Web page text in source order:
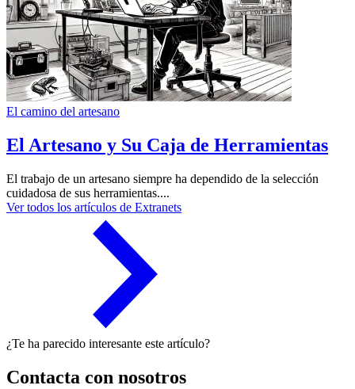
El camino del artesano
El Artesano y Su Caja de Herramientas
El trabajo de un artesano siempre ha dependido de la selección
cuidadosa de sus herramientas....
Ver todos los artículos de Extranets
¿Te ha parecido interesante este artículo?
Contacta con nosotros